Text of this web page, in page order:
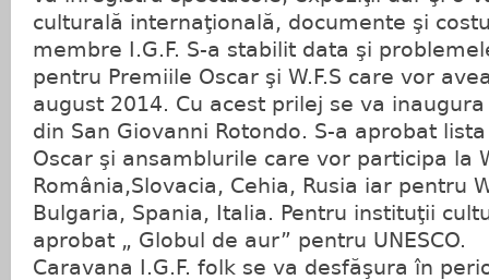
culturală internaţională, documente şi
membre I.G.F. S-a stabilit data şi
pentru Premiile Oscar şi W.F.S care vor
august 2014. Cu acest prilej se va inaugura
din San Giovanni Rotondo. S-a aprobat
Oscar şi ansamblurile care vor participa la
România,Slovacia, Cehia, Rusia iar pentru
Bulgaria, Spania, Italia. Pentru instituţii
aprobat „ Globul de aur” pentru UNESCO.
Caravana I.G.F. folk se va desfăşura în